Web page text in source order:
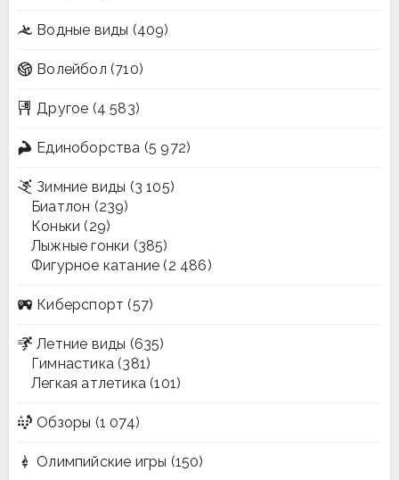
Водные виды (409)
Волейбол (710)
Другое (4 583)
Единоборства (5 972)
Зимние виды (3 105)
Биатлон (239)
Коньки (29)
Лыжные гонки (385)
Фигурное катание (2 486)
Киберспорт (57)
Летние виды (635)
Гимнастика (381)
Легкая атлетика (101)
Обзоры (1 074)
Олимпийские игры (150)